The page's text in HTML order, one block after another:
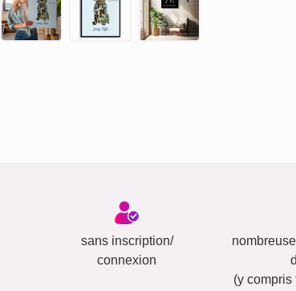
sans inscription/
connexion
(y compris